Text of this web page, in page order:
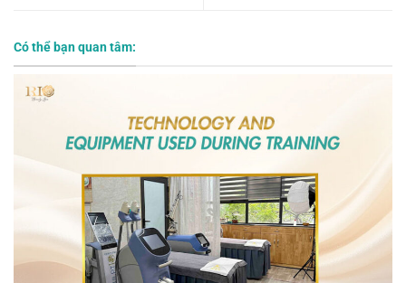
Có thể bạn quan tâm: